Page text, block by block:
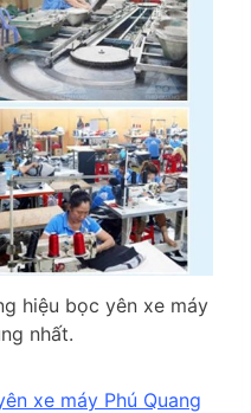
hiệu bọc yên xe máy
nhất.
xe máy Phú Quang